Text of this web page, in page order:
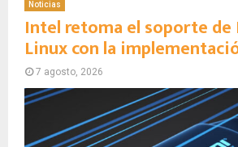
Noticias
Intel retoma el soporte de
Linux con la
7 agosto, 2026